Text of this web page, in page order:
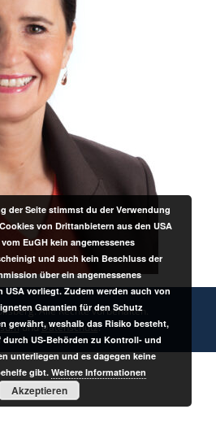
Alle Rechte vorbehalten.
undDatenschutz.
der Seite stimmst du der Verwendung
von Drittanbietern aus den USA
EuGH kein angemessenes
und auch kein Beschluss der
über ein angemessenes
USA vorliegt. Zudem werden auch von
Garantien für den Schutz
gewährt, weshalb das Risiko besteht,
durch US-Behörden zu Kontroll- und
unterliegen und es dagegen keine
gibt. Weitere Informationen
Akzeptieren